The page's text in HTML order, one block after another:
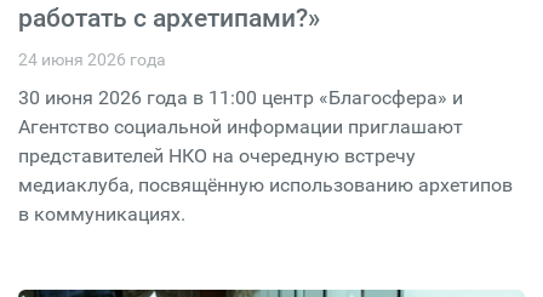
работать с архетипами?»
24 июня 2026 года
30 июня 2026 года в 11:00 центр «Благосфера» и
Агентство социальной информации приглашают
представителей НКО на очередную встречу
медиаклуба, посвящённую использованию архетипов
в коммуникациях.